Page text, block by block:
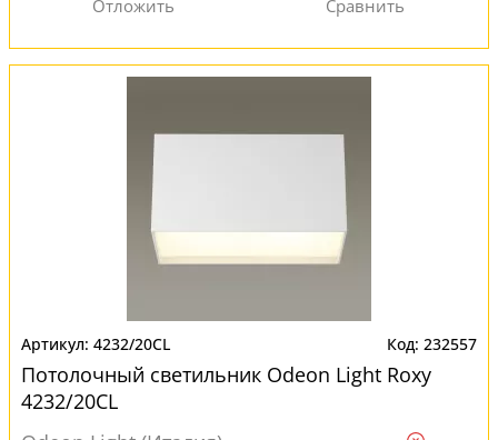
4232/20CL 232557
Потолочный светильник Odeon Light Roxy
4232/20CL